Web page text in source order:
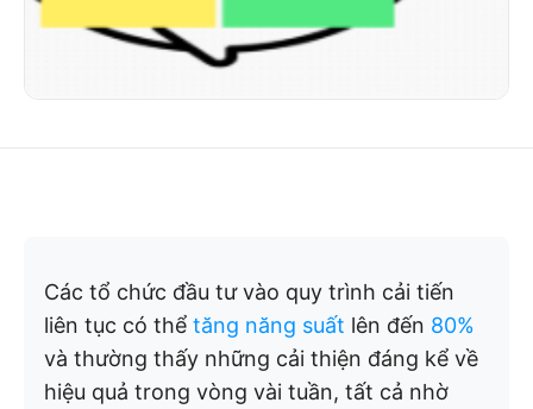
Các tổ chức đầu tư vào quy trình cải tiến
liên tục có thể tăng năng suất lên đến 80%
và thường thấy những cải thiện đáng kể về
hiệu quả trong vòng vài tuần, tất cả nhờ